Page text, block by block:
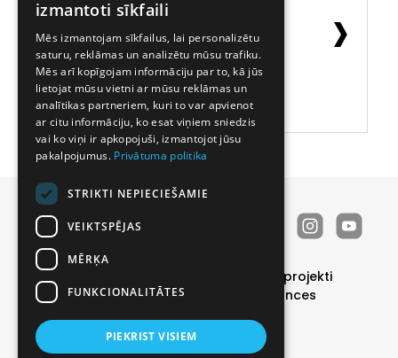
‹ ›
Durvis
Realizētie projekti
Katalogs
Par mums
Vakances
Privātuma politika|Sīkdatņu politika
izmantoti sīkfaili
Mēs izmantojam sīkfailus, lai personalizētu
saturu, reklāmas un analizētu mūsu trafiku.
Mēs arī kopīgojam informāciju par to, kā jūs
lietojat mūsu vietni ar mūsu reklāmas un
analītikas partneriem, kuri to var apvienot
ar citu informāciju, ko esat viņiem sniedzis
vai ko viņi ir apkopojuši, izmantojot jūsu
pakalpojumus. Privātuma politika
STRIKTI NEPIECIEŠAMIE
VEIKTSPĒJAS
MĒRĶA
FUNKCIONALITĀTES
PIEKRIST VISIEM